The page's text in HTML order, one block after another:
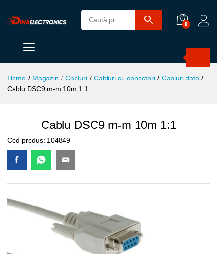
0
Home / Magazin / Cabluri / Cabluri cu conectori / Cabluri date /
Cablu DSC9 m-m 10m 1:1
Cablu DSC9 m-m 10m 1:1
Cod produs: 104849